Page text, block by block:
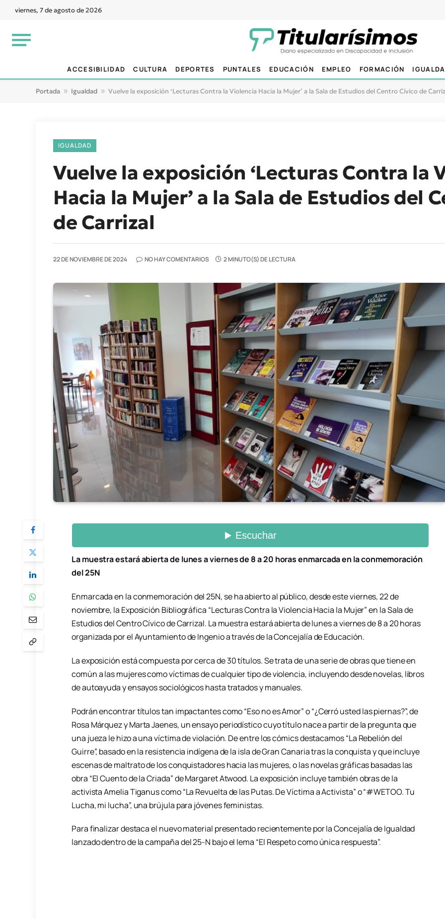
viernes, 7 de agosto de 2026
ACCESIBILIDAD CULTURA DEPORTES PUNTALES EDUCACIÓN EMPLEO FORMACIÓN
Portada » Igualdad » Vuelve la exposición ‘Lecturas Contra la Violencia Hacia la Mujer’ a la Sala de Estudios del Centro Cívico de
IGUALDAD
Vuelve la exposición ‘Lecturas Contra la
Hacia la Mujer’ a la Sala de Estudios del
de Carrizal
22 DE NOVIEMBRE DE 2024 NO HAY COMENTARIOS 2 MINUTO(S) DE LECTURA
La muestra estará abierta de lunes a viernes de 8 a 20 horas enmarcada en la conmemoración
del 25N
Enmarcada en la conmemoración del 25N, se ha abierto al público, desde este viernes, 22 de
noviembre, la Exposición Bibliográfica “Lecturas Contra la Violencia Hacia la Mujer” en la Sala de
Estudios del Centro Cívico de Carrizal. La muestra estará abierta de lunes a viernes de 8 a 20 horas
organizada por el Ayuntamiento de Ingenio a través de la Concejalía de Educación.
La exposición está compuesta por cerca de 30 títulos. Se trata de una serie de obras que tiene en
común a las mujeres como víctimas de cualquier tipo de violencia, incluyendo desde novelas, libros
de autoayuda y ensayos sociológicos hasta tratados y manuales.
Podrán encontrar títulos tan impactantes como “Eso no es Amor” o “¿Cerró usted las piernas?”, de
Rosa Márquez y Marta Jaenes, un ensayo periodístico cuyo título nace a partir de la pregunta que
una jueza le hizo a una víctima de violación. De entre los cómics destacamos “La Rebelión del
Guirre”, basado en la resistencia indígena de la isla de Gran Canaria tras la conquista y que incluye
escenas de maltrato de los conquistadores hacia las mujeres, o las novelas gráficas basadas las
obra “El Cuento de la Criada” de Margaret Atwood. La exposición incluye también obras de la
activista Amelia Tiganus como “La Revuelta de las Putas. De Víctima a Activista” o “#WETOO. Tu
Lucha, mi lucha”, una brújula para jóvenes feministas.
Para finalizar destaca el nuevo material presentado recientemente por la Concejalía de Igualdad
lanzado dentro de la campaña del 25-N bajo el lema “El Respeto como única respuesta”.